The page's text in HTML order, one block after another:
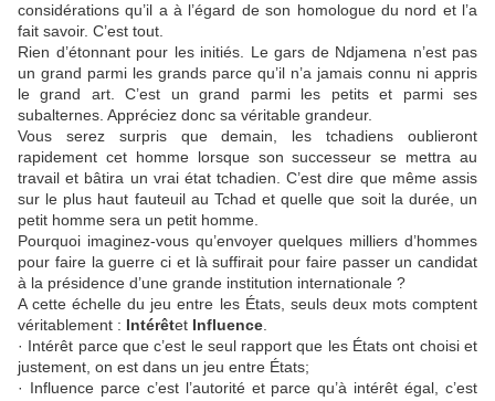
considérations qu’il a à l’égard de son homologue du nord et l’a
fait savoir. C’est tout.
Rien d’étonnant pour les initiés. Le gars de Ndjamena n’est pas
un grand parmi les grands parce qu’il n’a jamais connu ni appris
le grand art. C’est un grand parmi les petits et parmi ses
subalternes. Appréciez donc sa véritable grandeur.
Vous serez surpris que demain, les tchadiens oublieront
rapidement cet homme lorsque son successeur se mettra au
travail et bâtira un vrai état tchadien. C’est dire que même assis
sur le plus haut fauteuil au Tchad et quelle que soit la durée, un
petit homme sera un petit homme.
Pourquoi imaginez-vous qu’envoyer quelques milliers d’hommes
pour faire la guerre ci et là suffirait pour faire passer un candidat
à la présidence d’une grande institution internationale ?
A cette échelle du jeu entre les États, seuls deux mots comptent
véritablement : Intérêtet Influence
· Intérêt parce que c’est le seul rapport que les États ont choisi et
justement, on est dans un jeu entre États;
· Influence parce c’est l’autorité et parce qu’à intérêt égal, c’est